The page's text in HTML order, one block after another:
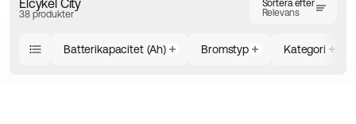
Elcykel City
38 produkter
Batterikapacitet (Ah) Bromstyp Kategori
Sortera efter
Relevans